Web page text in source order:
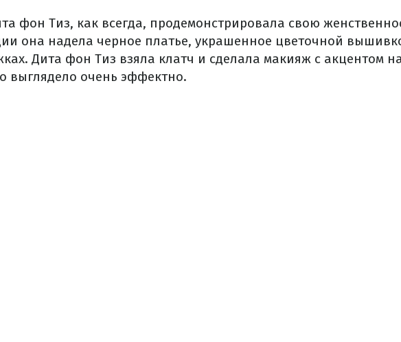
фон Тиз, как всегда, продемонстрировала свою
она надела черное платье, украшенное цветочной
Дита фон Тиз взяла клатч и сделала макияж с акцентом
выглядело очень эффектно.